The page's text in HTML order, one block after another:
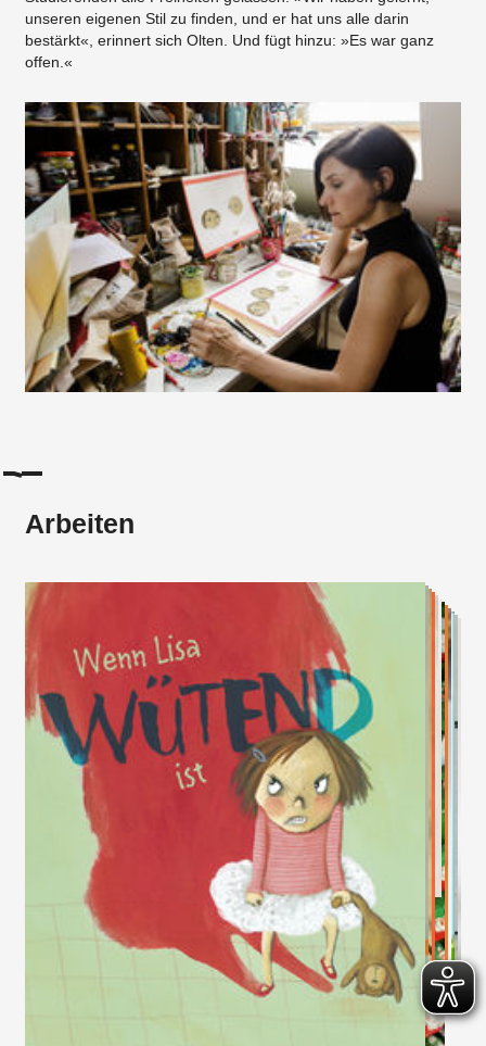
unseren eigenen Stil zu finden, und er hat uns alle darin
bestärkt«, erinnert sich Olten. Und fügt hinzu: »Es war ganz
offen.«
Arbeiten